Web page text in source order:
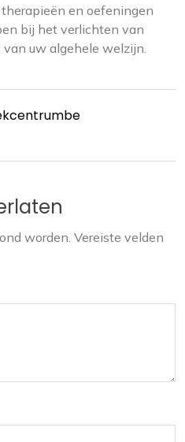
en oefeningen
bij het verlichten van
uw algehele welzijn.
worden. Vereiste velden